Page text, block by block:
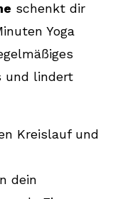
schenkt dir
Yoga
und lindert
Kreislauf und
dein